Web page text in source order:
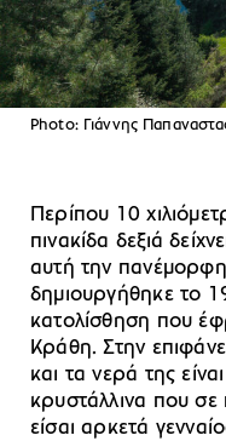
Photo: Γιάννης
Περίπου 10
πινακίδα δεξιά
αυτή την
δημιουργήθηκε το
κατολίσθηση που
Κράθη. Στην
και τα νερά της
κρυστάλλινα που σε
είσαι αρκετά